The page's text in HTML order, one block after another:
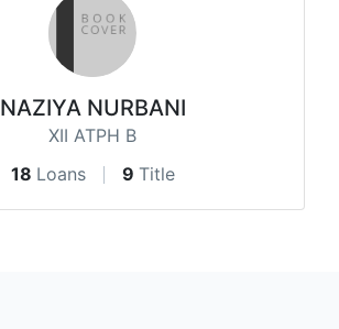
NAZIYA NURBANI
XII ATPH B
18 Loans 9 Title